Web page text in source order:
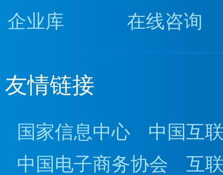
企业库
在线咨询
友情链接
国家信息中心
中国互
中国电子商务协会
互